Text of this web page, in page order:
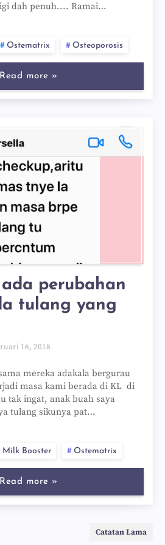
dah penuh.... Ramai…
Ostematrix Osteoporosis
Read more »
perubahan
tulang yang
16, 2018
mereka adakala bergurau
masa kami berada di KL di
tak ingat, anak buah saya
tulang sikunya pat…
Milk Booster Ostematrix
Read more »
Catatan Lama